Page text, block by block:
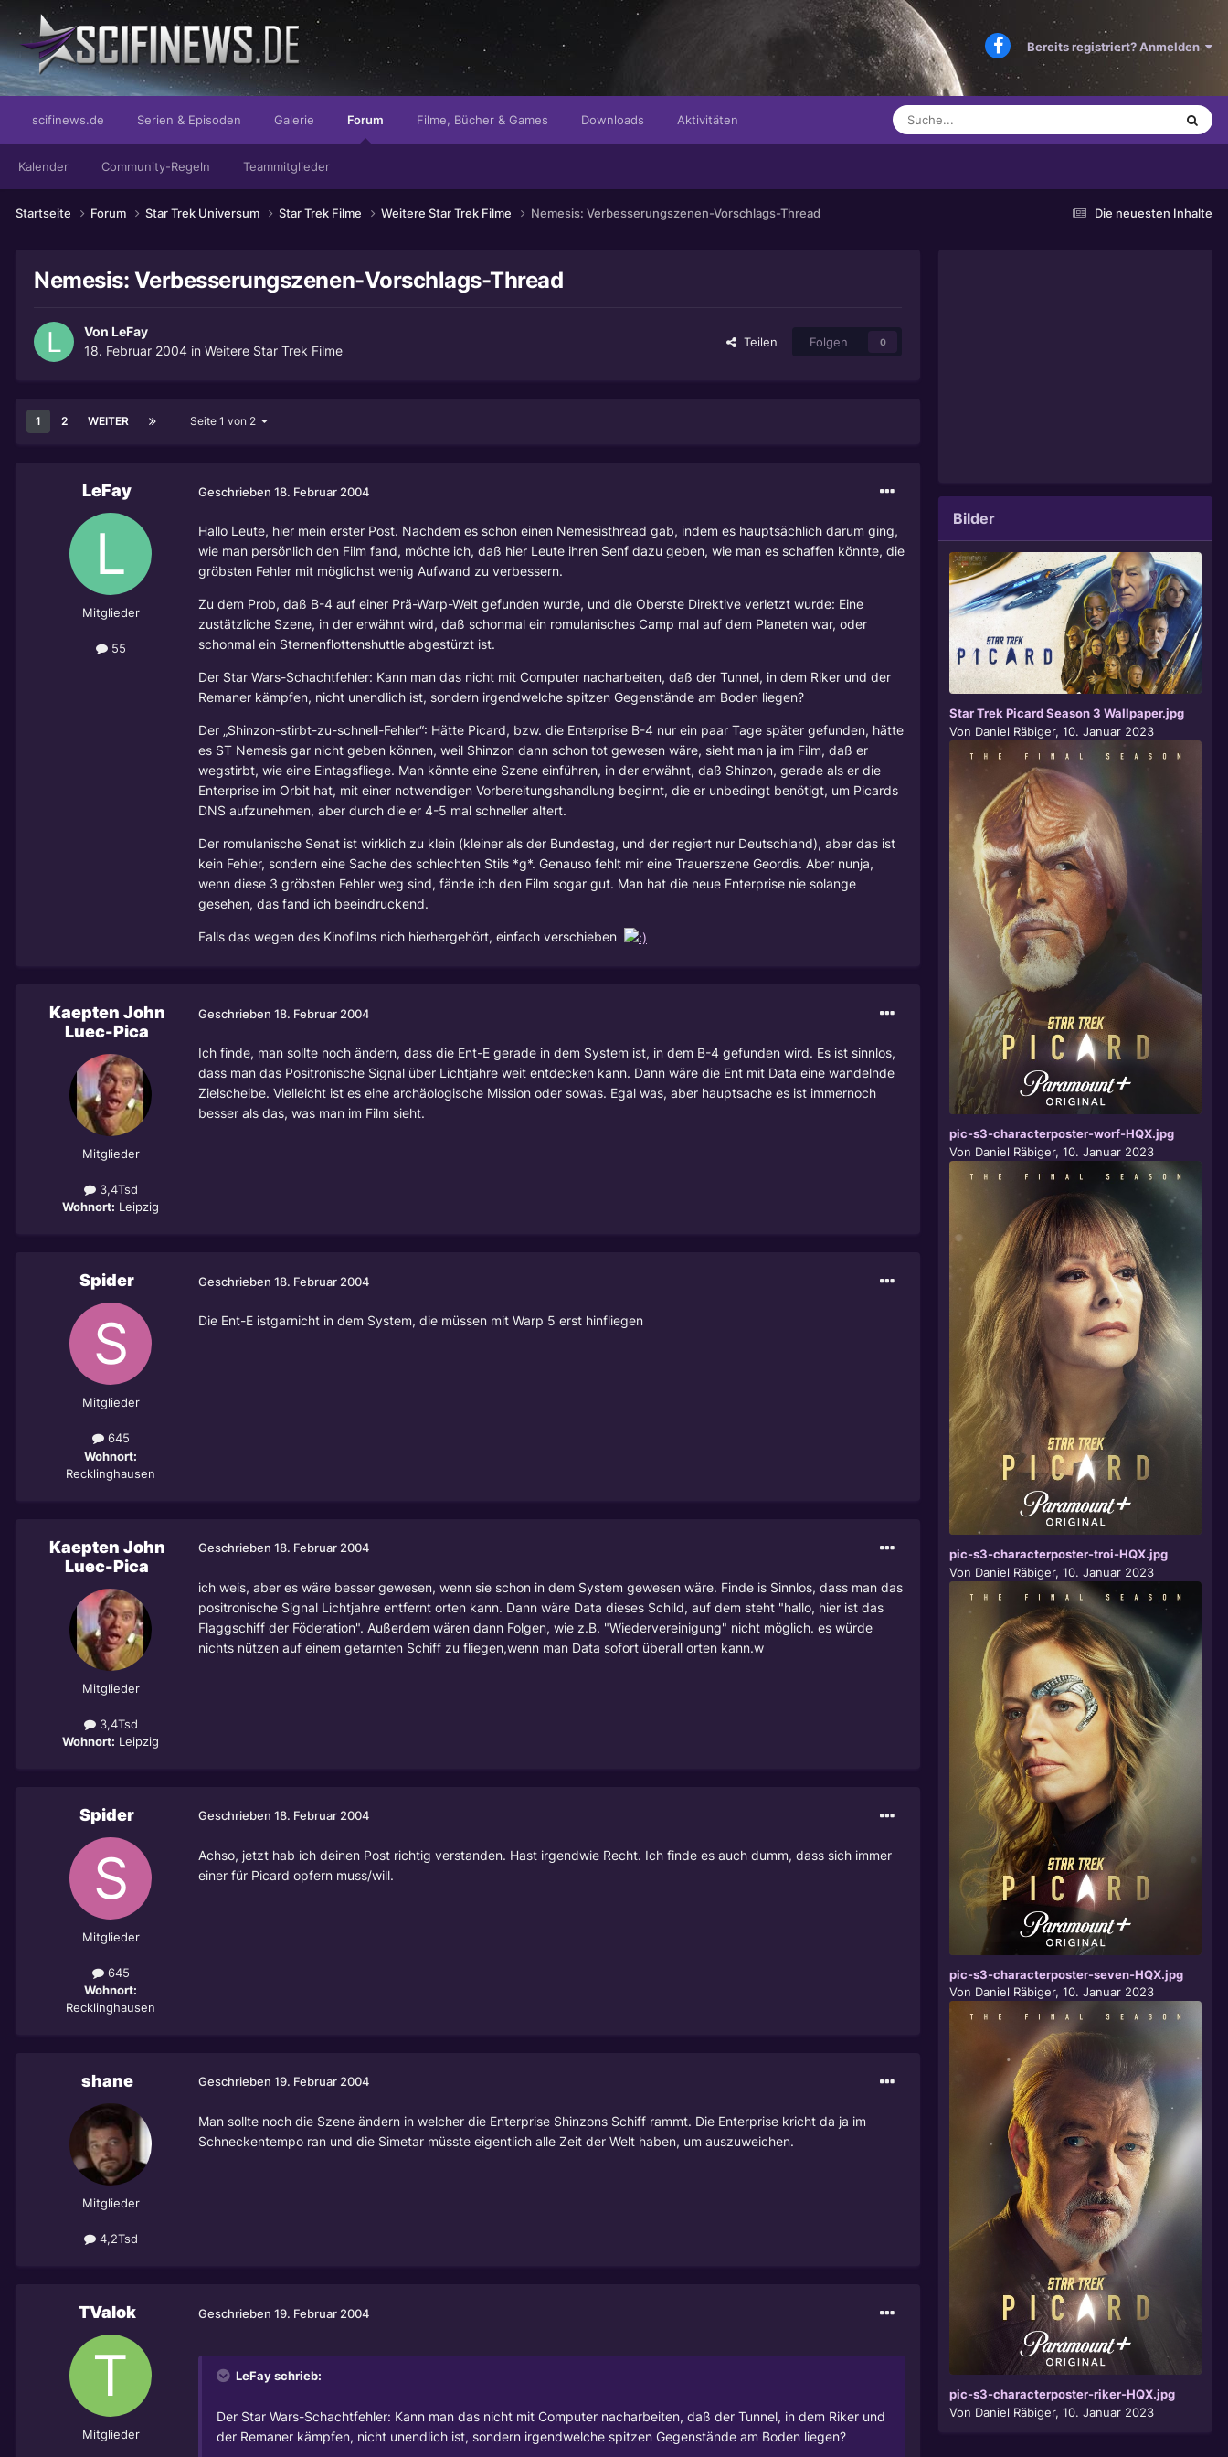
Bereits registriert? Anmelden
scifinews.de Serien & Episoden Galerie Forum
Kalender Community-Regeln Teammitglieder
Filme, Bücher & Games Downloads Aktivitäten
Die neuesten Inhalte
Startseite Forum Star Trek Universum Star Trek Filme Weitere Star Trek Filme Nemesis: Verbesserungszenen-Vorschlags-Thread
Nemesis: Verbesserungszenen-Vorschlags-Thread
Von LeFay
18. Februar 2004 in Weitere Star Trek Filme
Teilen Folgen 0
1 2 WEITER Seite 1 von 2
LeFay
Mitglieder
55
Geschrieben 18. Februar 2004
Hallo Leute, hier mein erster Post. Nachdem es schon einen Nemesisthread gab, indem es hauptsächlich darum ging,
wie man persönlich den Film fand, möchte ich, daß hier Leute ihren Senf dazu geben, wie man es schaffen könnte, die
gröbsten Fehler mit möglichst wenig Aufwand zu verbessern.
Zu dem Prob, daß B-4 auf einer Prä-Warp-Welt gefunden wurde, und die Oberste Direktive verletzt wurde: Eine
zustätzliche Szene, in der erwähnt wird, daß schonmal ein romulanisches Camp mal auf dem Planeten war, oder
schonmal ein Sternenflottenshuttle abgestürzt ist.
Der Star Wars-Schachtfehler: Kann man das nicht mit Computer nacharbeiten, daß der Tunnel, in dem Riker und der
Remaner kämpfen, nicht unendlich ist, sondern irgendwelche spitzen Gegenstände am Boden liegen?
Der „Shinzon-stirbt-zu-schnell-Fehler“: Hätte Picard, bzw. die Enterprise B-4 nur ein paar Tage später gefunden, hätte
es ST Nemesis gar nicht geben können, weil Shinzon dann schon tot gewesen wäre, sieht man ja im Film, daß er
wegstirbt, wie eine Eintagsfliege. Man könnte eine Szene einführen, in der erwähnt, daß Shinzon, gerade als er die
Enterprise im Orbit hat, mit einer notwendigen Vorbereitungshandlung beginnt, die er unbedingt benötigt, um Picards
DNS aufzunehmen, aber durch die er 4-5 mal schneller altert.
Der romulanische Senat ist wirklich zu klein (kleiner als der Bundestag, und der regiert nur Deutschland), aber das ist
kein Fehler, sondern eine Sache des schlechten Stils *g*. Genauso fehlt mir eine Trauerszene Geordis. Aber nunja,
wenn diese 3 gröbsten Fehler weg sind, fände ich den Film sogar gut. Man hat die neue Enterprise nie solange
gesehen, das fand ich beeindruckend.
Falls das wegen des Kinofilms nich hierhergehört, einfach verschieben
Kaepten John
Luec-Pica
Mitglieder
3,4Tsd
Wohnort: Leipzig
Geschrieben 18. Februar 2004
Ich finde, man sollte noch ändern, dass die Ent-E gerade in dem System ist, in dem B-4 gefunden wird. Es ist sinnlos,
dass man das Positronische Signal über Lichtjahre weit entdecken kann. Dann wäre die Ent mit Data eine wandelnde
Zielscheibe. Vielleicht ist es eine archäologische Mission oder sowas. Egal was, aber hauptsache es ist immernoch
besser als das, was man im Film sieht.
Spider
Mitglieder
645
Wohnort:
Recklinghausen
Geschrieben 18. Februar 2004
Die Ent-E istgarnicht in dem System, die müssen mit Warp 5 erst hinfliegen
Kaepten John
Luec-Pica
Mitglieder
3,4Tsd
Wohnort: Leipzig
Geschrieben 18. Februar 2004
ich weis, aber es wäre besser gewesen, wenn sie schon in dem System gewesen wäre. Finde is Sinnlos, dass man das
positronische Signal Lichtjahre entfernt orten kann. Dann wäre Data dieses Schild, auf dem steht "hallo, hier ist das
Flaggschiff der Föderation". Außerdem wären dann Folgen, wie z.B. "Wiedervereinigung" nicht möglich. es würde
nichts nützen auf einem getarnten Schiff zu fliegen,wenn man Data sofort überall orten kann.w
Spider
Mitglieder
645
Wohnort:
Recklinghausen
Geschrieben 18. Februar 2004
Achso, jetzt hab ich deinen Post richtig verstanden. Hast irgendwie Recht. Ich finde es auch dumm, dass sich immer
einer für Picard opfern muss/will.
shane
Mitglieder
4,2Tsd
Geschrieben 19. Februar 2004
Man sollte noch die Szene ändern in welcher die Enterprise Shinzons Schiff rammt. Die Enterprise kricht da ja im
Schneckentempo ran und die Simetar müsste eigentlich alle Zeit der Welt haben, um auszuweichen.
TValok
Mitglieder
Geschrieben 19. Februar 2004
LeFay schrieb:
Der Star Wars-Schachtfehler: Kann man das nicht mit Computer nacharbeiten, daß der Tunnel, in dem Riker und
der Remaner kämpfen, nicht unendlich ist, sondern irgendwelche spitzen Gegenstände am Boden liegen?
Bilder
Star Trek Picard Season 3 Wallpaper.jpg
Von Daniel Räbiger, 10. Januar 2023
pic-s3-characterposter-worf-HQX.jpg
Von Daniel Räbiger, 10. Januar 2023
pic-s3-characterposter-troi-HQX.jpg
Von Daniel Räbiger, 10. Januar 2023
pic-s3-characterposter-seven-HQX.jpg
Von Daniel Räbiger, 10. Januar 2023
pic-s3-characterposter-riker-HQX.jpg
Von Daniel Räbiger, 10. Januar 2023